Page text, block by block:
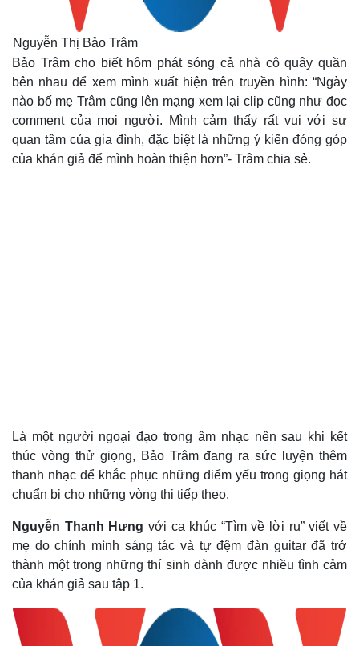
Thế giới
Quan sát
Cuộc sống đó đây
Hồ sơ
Multimedia
Video
E-Magazine
Infographic
Nguyễn Thị Bảo Trâm
Bảo Trâm cho biết hôm phát sóng cả nhà cô quây quần
bên nhau để xem mình xuất hiện trên truyền hình: “Ngày
nào bố mẹ Trâm cũng lên mạng xem lại clip cũng như đọc
comment của mọi người. Mình cảm thấy rất vui với sự
quan tâm của gia đình, đặc biệt là những ý kiến đóng góp
của khán giả để mình hoàn thiện hơn”- Trâm chia sẻ.
Là một người ngoại đạo trong âm nhạc nên sau khi kết
thúc vòng thử giọng, Bảo Trâm đang ra sức luyện thêm
thanh nhạc để khắc phục những điểm yếu trong giọng hát
chuẩn bị cho những vòng thi tiếp theo.
Nguyễn Thanh Hưng với ca khúc “Tìm về lời ru” viết về
mẹ do chính mình sáng tác và tự đệm đàn guitar đã trở
thành một trong những thí sinh dành được nhiều tình cảm
của khán giả sau tập 1.